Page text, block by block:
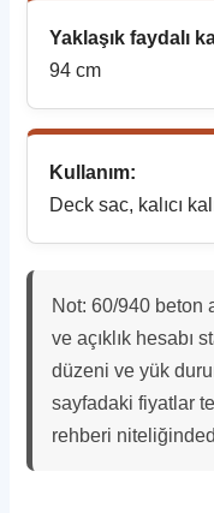
Yaklaşık faydalı
94 cm
Kullanım:
Deck sac, kalıcı
Not: 60/940 beton
ve açıklık hesabı
düzeni ve yük
sayfadaki fiyatlar
rehberi